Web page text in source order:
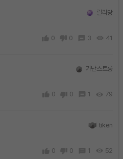
릴라당
0 0 3 41
가난스트롱
0 0 1 79
tiken
0 0 1 52